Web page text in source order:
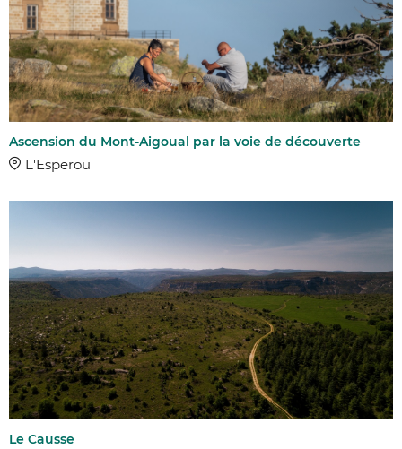
Ascension du Mont-Aigoual par la voie de découverte
L'Esperou
Le Causse